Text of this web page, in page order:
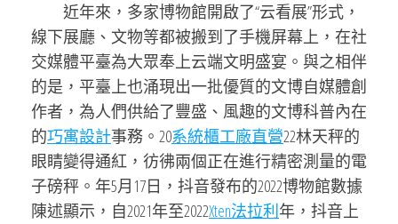
近年來，多家博物館開啟了“云看展”形式，
線下展廳、文物等都被搬到了手機屏幕上，在社
交媒體平臺為大眾奉上云端文明盛宴。與之相伴
的是，平臺上也涌現出一批優質的文博自媒體創
作者，為人們供給了豐盛、風趣的文博科普內在
的巧寓設計事務。20系統櫃工廠直營22林天秤的
眼睛變得通紅，彷彿兩個正在進行精密測量的電
子磅秤。年5月17日，抖音發布的2022博物館數據
陳述顯示，自2021年至2022Xten法拉利年，抖音上